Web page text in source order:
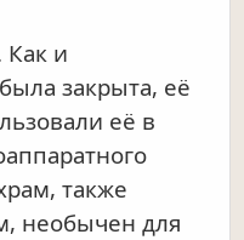
Как и
закрыта, её
её в
также
необычен для